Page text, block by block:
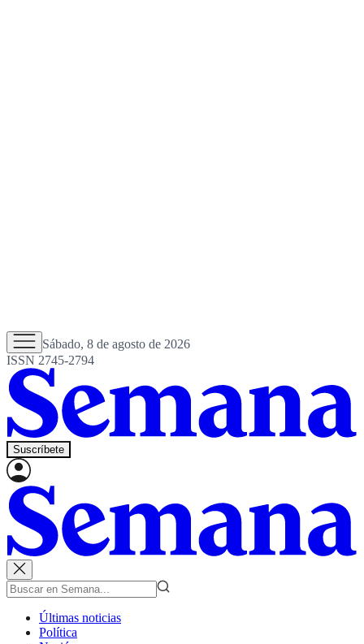
Sábado, 8 de agosto de 2026
ISSN 2745-2794
Suscríbete
Últimas noticias
Política